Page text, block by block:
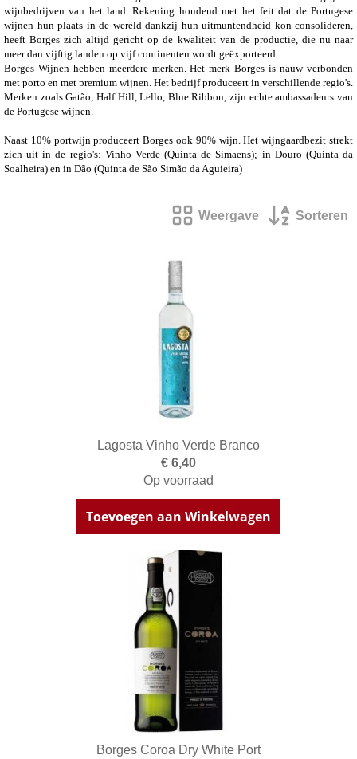
wijnbedrijven van het land. Rekening houdend met het feit dat de Portugese
wijnen hun plaats in de wereld dankzij hun uitmuntendheid kon consolideren,
heeft Borges zich altijd gericht op de kwaliteit van de productie, die nu naar
meer dan vijftig landen op vijf continenten wordt geëxporteerd .
Borges Wijnen hebben meerdere merken. Het merk Borges is nauw verbonden
met porto en met premium wijnen. Het bedrijf produceert in verschillende regio's.
Merken zoals Gatão, Half Hill, Lello, Blue Ribbon, zijn echte ambassadeurs van
de Portugese wijnen.
Naast 10% portwijn produceert Borges ook 90% wijn. Het wijngaardbezit strekt
zich uit in de regio's: Vinho Verde (Quinta de Simaens); in Douro (Quinta da
Soalheira) en in Dão (Quinta de São Simão da Aguieira)
Weergave Sorteren
Lagosta Vinho Verde Branco
€ 6,40
Op voorraad
Toevoegen aan Winkelwagen
Borges Coroa Dry White Port